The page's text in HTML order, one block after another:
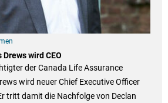
wird CEO
der Canada Life Assurance
wird neuer Chief Executive Officer
tritt damit die Nachfolge von Declan